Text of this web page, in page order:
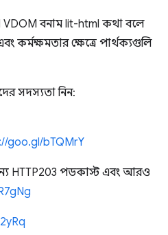
বনাম lit-html কথা বলে
কর্মক্ষমতার ক্ষেত্রে পার্থক্যগুলি
সদস্যতা নিন:
goo.gl/bTQMrY
HTTP203 পডকাস্ট এবং আরও